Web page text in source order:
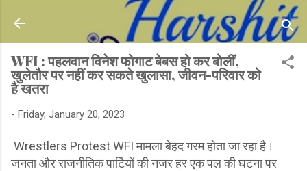
Skip to main content
WFI : पहलवान विनेश फोगाट बेबस हो कर बोलीं,
खुलेतौर पर नहीं कर सकते खुलासा, जीवन-परिवार को
है खतरा
- Friday, January 20, 2023
Wrestlers Protest WFI मामला बेहद गरम होता जा रहा है।
जनता और राजनीतिक पार्टियों की नजर हर एक पल की घटना पर